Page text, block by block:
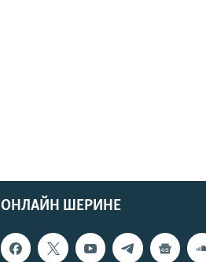
ОНЛАЙН ШЕРИНЕ